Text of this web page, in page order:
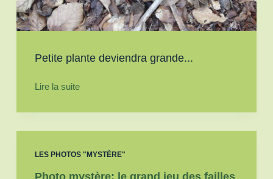
Petite plante deviendra grande...
Lire la suite
LES PHOTOS "MYSTÈRE"
Photo mystère: le grand jeu des failles